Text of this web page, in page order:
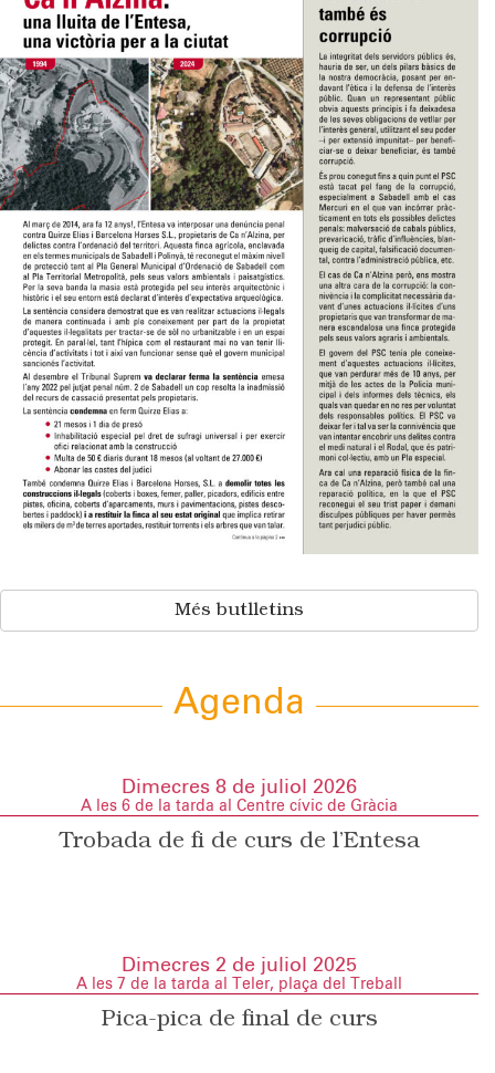
Més butlletins
Agenda
Dimecres 8 de juliol 2026
A les 6 de la tarda al Centre cívic de Gràcia
Trobada de fi de curs de l’Entesa
Dimecres 2 de juliol 2025
A les 7 de la tarda al Teler, plaça del Treball
Pica-pica de final de curs